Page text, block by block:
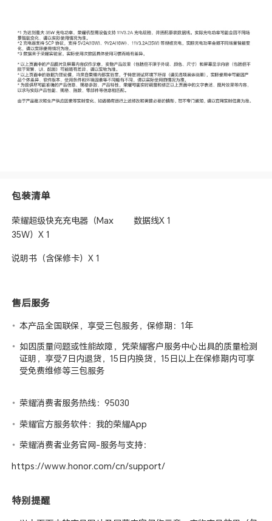
包装清单
荣耀超级快充充电器（Max
35W）X 1
数据线X 1
说明书（含保修卡）X 1
售后服务
本产品全国联保，享受三包服务，保修期：1年
如因质量问题或性能故障，凭荣耀客户服务中心出具的质量检测
证明，享受7日内退货，15日内换货，15日以上在保修期内可享
受免费维修等三包服务
荣耀消费者服务热线：95030
荣耀官方服务软件：我的荣耀App
荣耀消费者业务官网-服务与支持：
https://www.honor.com/cn/support/
特别提醒